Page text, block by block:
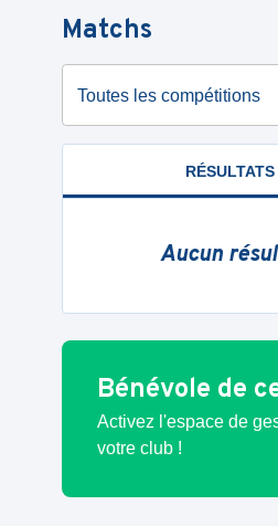
Matchs
Toutes les compétitions
RÉSULTATS
Aucun
Bénévole de
Activez l'espace de
votre club !